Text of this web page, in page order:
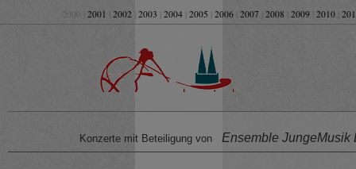
2000 | 2001 2002 2003 2004 2005 2006 2007 2008 2009 2010
Konzerte mit Beteiligung von Ensemble JungeMusik